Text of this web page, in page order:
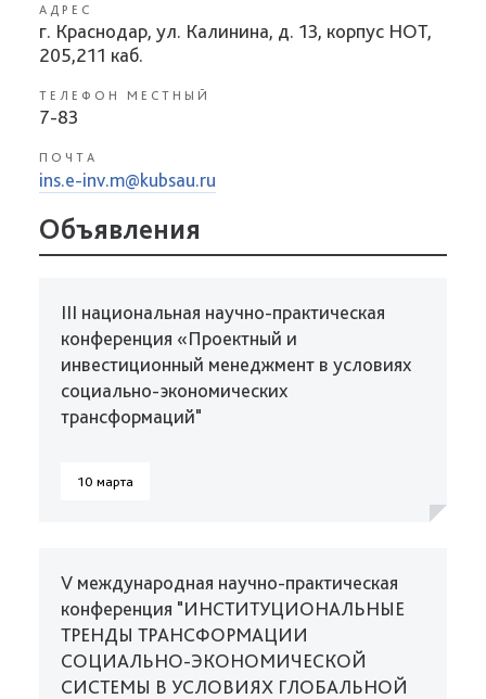
АДРЕС
г. Краснодар, ул. Калинина, д. 13, корпус НОТ,
205,211 каб.
ТЕЛЕФОН МЕСТНЫЙ
7-83
ПОЧТА
ins.e-inv.m@kubsau.ru
Объявления
III национальная научно-практическая
конференция «Проектный и
инвестиционный менеджмент в условиях
социально-экономических
трансформаций"
10 марта
V международная научно-практическая
конференция "ИНСТИТУЦИОНАЛЬНЫЕ
ТРЕНДЫ ТРАНСФОРМАЦИИ
СОЦИАЛЬНО-ЭКОНОМИЧЕСКОЙ
СИСТЕМЫ В УСЛОВИЯХ ГЛОБАЛЬНОЙ